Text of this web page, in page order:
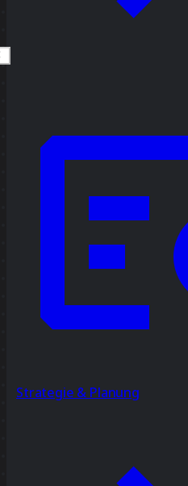
Strategie & Planung